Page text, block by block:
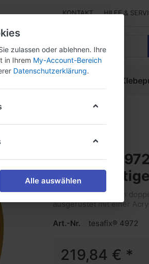
KONTAKT HILFE &
Doppelseitige
tesafix®
tesafix® 4972 ist ein
ausgerüstet mit einer
Art.-Nr.
tesafix® 4972
219,84 € *
zulassen oder ablehnen. Ihre
in Ihrem My-Account-Bereich
Datenschutzerklärung.
Alle auswählen